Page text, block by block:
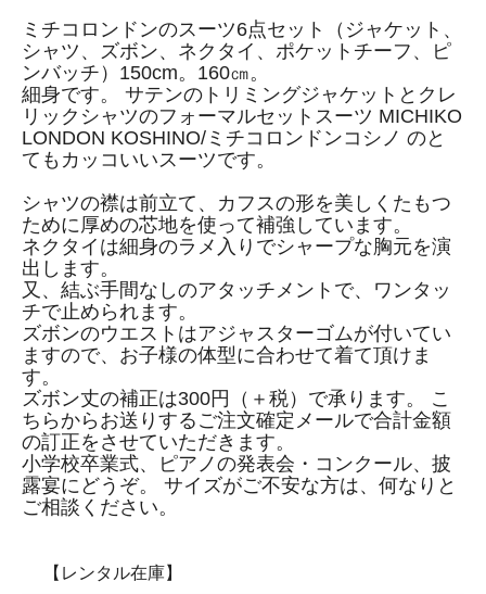
ミチコロンドンのスーツ6点セット（ジャケット、
シャツ、ズボン、ネクタイ、ポケットチーフ、ピ
ンバッチ）150cm。160㎝。
細身です。 サテンのトリミングジャケットとクレ
リックシャツのフォーマルセットスーツ MICHIKO
LONDON KOSHINO/ミチコロンドンコシノ のと
てもカッコいいスーツです。
シャツの襟は前立て、カフスの形を美しくたもつ
ために厚めの芯地を使って補強しています。
ネクタイは細身のラメ入りでシャープな胸元を演
出します。
又、結ぶ手間なしのアタッチメントで、ワンタッ
チで止められます。
ズボンのウエストはアジャスターゴムが付いてい
ますので、お子様の体型に合わせて着て頂けま
す。
ズボン丈の補正は300円（＋税）で承ります。 こ
ちらからお送りするご注文確定メールで合計金額
の訂正をさせていただきます。
小学校卒業式、ピアノの発表会・コンクール、披
露宴にどうぞ。 サイズがご不安な方は、何なりと
ご相談ください。
【レンタル在庫】